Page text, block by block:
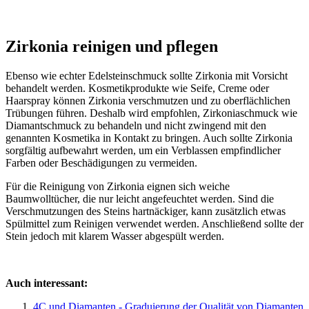
Zirkonia reinigen und pflegen
Ebenso wie echter Edelsteinschmuck sollte Zirkonia mit Vorsicht
behandelt werden. Kosmetikprodukte wie Seife, Creme oder
Haarspray können Zirkonia verschmutzen und zu oberflächlichen
Trübungen führen. Deshalb wird empfohlen, Zirkoniaschmuck wie
Diamantschmuck zu behandeln und nicht zwingend mit den
genannten Kosmetika in Kontakt zu bringen. Auch sollte Zirkonia
sorgfältig aufbewahrt werden, um ein Verblassen empfindlicher
Farben oder Beschädigungen zu vermeiden.
Für die Reinigung von Zirkonia eignen sich weiche
Baumwolltücher, die nur leicht angefeuchtet werden. Sind die
Verschmutzungen des Steins hartnäckiger, kann zusätzlich etwas
Spülmittel zum Reinigen verwendet werden. Anschließend sollte der
Stein jedoch mit klarem Wasser abgespült werden.
Auch interessant:
4C und Diamanten - Graduierung der Qualität von Diamanten